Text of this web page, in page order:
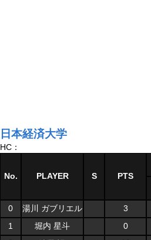
日本経済大学
HC：
No. PLAYER S PTS
0 湯川 ガブリエル 3
1
堀内 星斗 0